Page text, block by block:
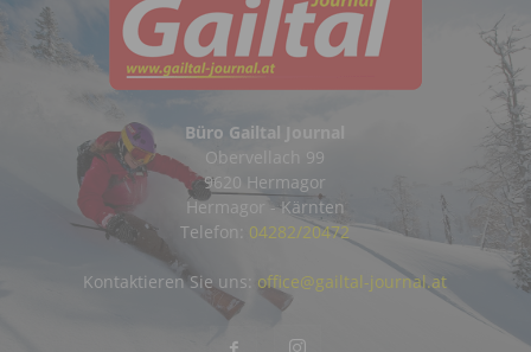
Büro Gailtal Journal
Obervellach 99
9620 Hermagor
Hermagor - Kärnten
Telefon: 04282/20472
Kontaktieren Sie uns: office@gailtal-journal.at